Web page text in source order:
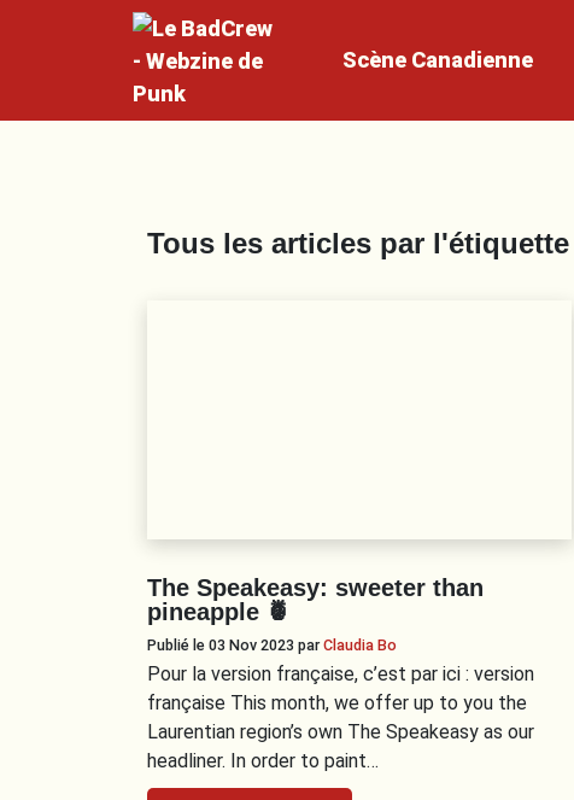
Scène Canadienne
Tous les articles par l'étiquette
The Speakeasy: sweeter than
pineapple 🍍
Publié le 03 Nov 2023 parClaudia Bo
Pour la version française, c’est par ici : version
française This month, we offer up to you the
Laurentian region’s own The Speakeasy as our
headliner. In order to paint…